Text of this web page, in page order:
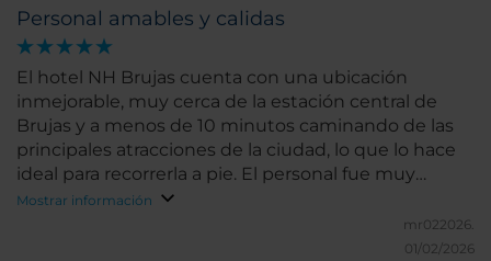
Personal amables y calidas
El hotel NH Brujas cuenta con una ubicación
inmejorable, muy cerca de la estación central de
Brujas y a menos de 10 minutos caminando de las
principales atracciones de la ciudad, lo que lo hace
ideal para recorrerla a pie. El personal fue muy
amable y comprensivo, varios de ellos hablaban
español, lo que me hizo sentir mucho más cómodo
Mostrar información
mr022026.
01/02/2026